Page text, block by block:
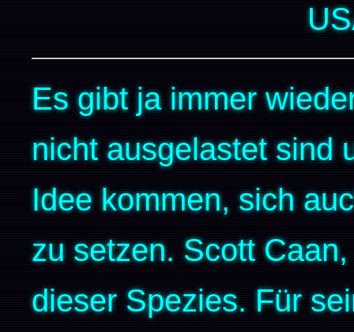
Es gibt ja immer
nicht ausgelastet sind
Idee kommen, sich
zu setzen. Scott
dieser Spezies. Für